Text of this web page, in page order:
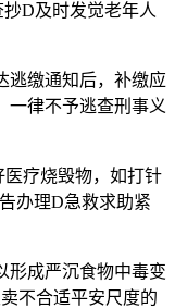
D及时发觉老年人
缴通知后，补缴应
一律不予逃查刑事义
疗烧毁物，如打针
办理D急救求助紧
成严沉食物中毒变
不合适平安尺度的